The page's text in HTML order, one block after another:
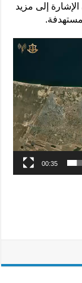
إلى مزيد
00:35